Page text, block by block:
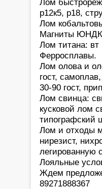
р12к5, р18,
Лом
Магниты ЮНДК
Лом титана: вт
Ферросплавы.
Лом олова и
гост,
30-90 гост,
Лом свинца:
кусковой лом
типографский
Лом и отходы
нирезист,
легированную
Лояльные
Ждем
89271888367